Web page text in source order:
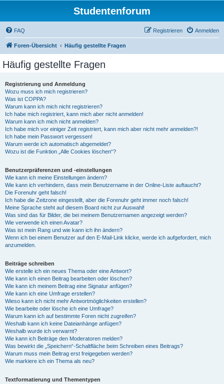
Studentenforum
FAQ Anmelden
Registrieren
Foren-Übersicht Häufig gestellte Fragen
Häufig gestellte Fragen
Registrierung und Anmeldung
Wozu muss ich mich registrieren?
Was ist COPPA?
Warum kann ich mich nicht registrieren?
Ich habe mich registriert, kann mich aber nicht anmelden!
Warum kann ich mich nicht anmelden?
Ich habe mich vor einiger Zeit registriert, kann mich aber nicht mehr anmelden?!
Ich habe mein Passwort vergessen!
Warum werde ich automatisch abgemeldet?
Wozu ist die Funktion „Alle Cookies löschen“?
Benutzerpräferenzen und -einstellungen
Wie kann ich meine Einstellungen ändern?
Wie kann ich verhindern, dass mein Benutzername in der Online-Liste auftaucht?
Die Forenuhr geht falsch!
Ich habe die Zeitzone eingestellt, aber die Forenuhr geht immer noch falsch!
Meine Sprache steht auf diesem Board nicht zur Auswahl!
Was sind das für Bilder, die bei meinem Benutzernamen angezeigt werden?
Wie verwende ich einen Avatar?
Was ist mein Rang und wie kann ich ihn ändern?
Wenn ich bei einem Benutzer auf den E-Mail-Link klicke, werde ich aufgefordert, mich
anzumelden.
Beiträge schreiben
Wie erstelle ich ein neues Thema oder eine Antwort?
Wie kann ich einen Beitrag bearbeiten oder löschen?
Wie kann ich meinem Beitrag eine Signatur anfügen?
Wie kann ich eine Umfrage erstellen?
Wieso kann ich nicht mehr Antwortmöglichkeiten erstellen?
Wie bearbeite oder lösche ich eine Umfrage?
Warum kann ich auf bestimmte Foren nicht zugreifen?
Weshalb kann ich keine Dateianhänge anfügen?
Weshalb wurde ich verwarnt?
Wie kann ich Beiträge den Moderatoren melden?
Was bewirkt die „Speichern“-Schaltfläche beim Schreiben eines Beitrags?
Warum muss mein Beitrag erst freigegeben werden?
Wie markiere ich ein Thema als neu?
Textformatierung und Thementypen